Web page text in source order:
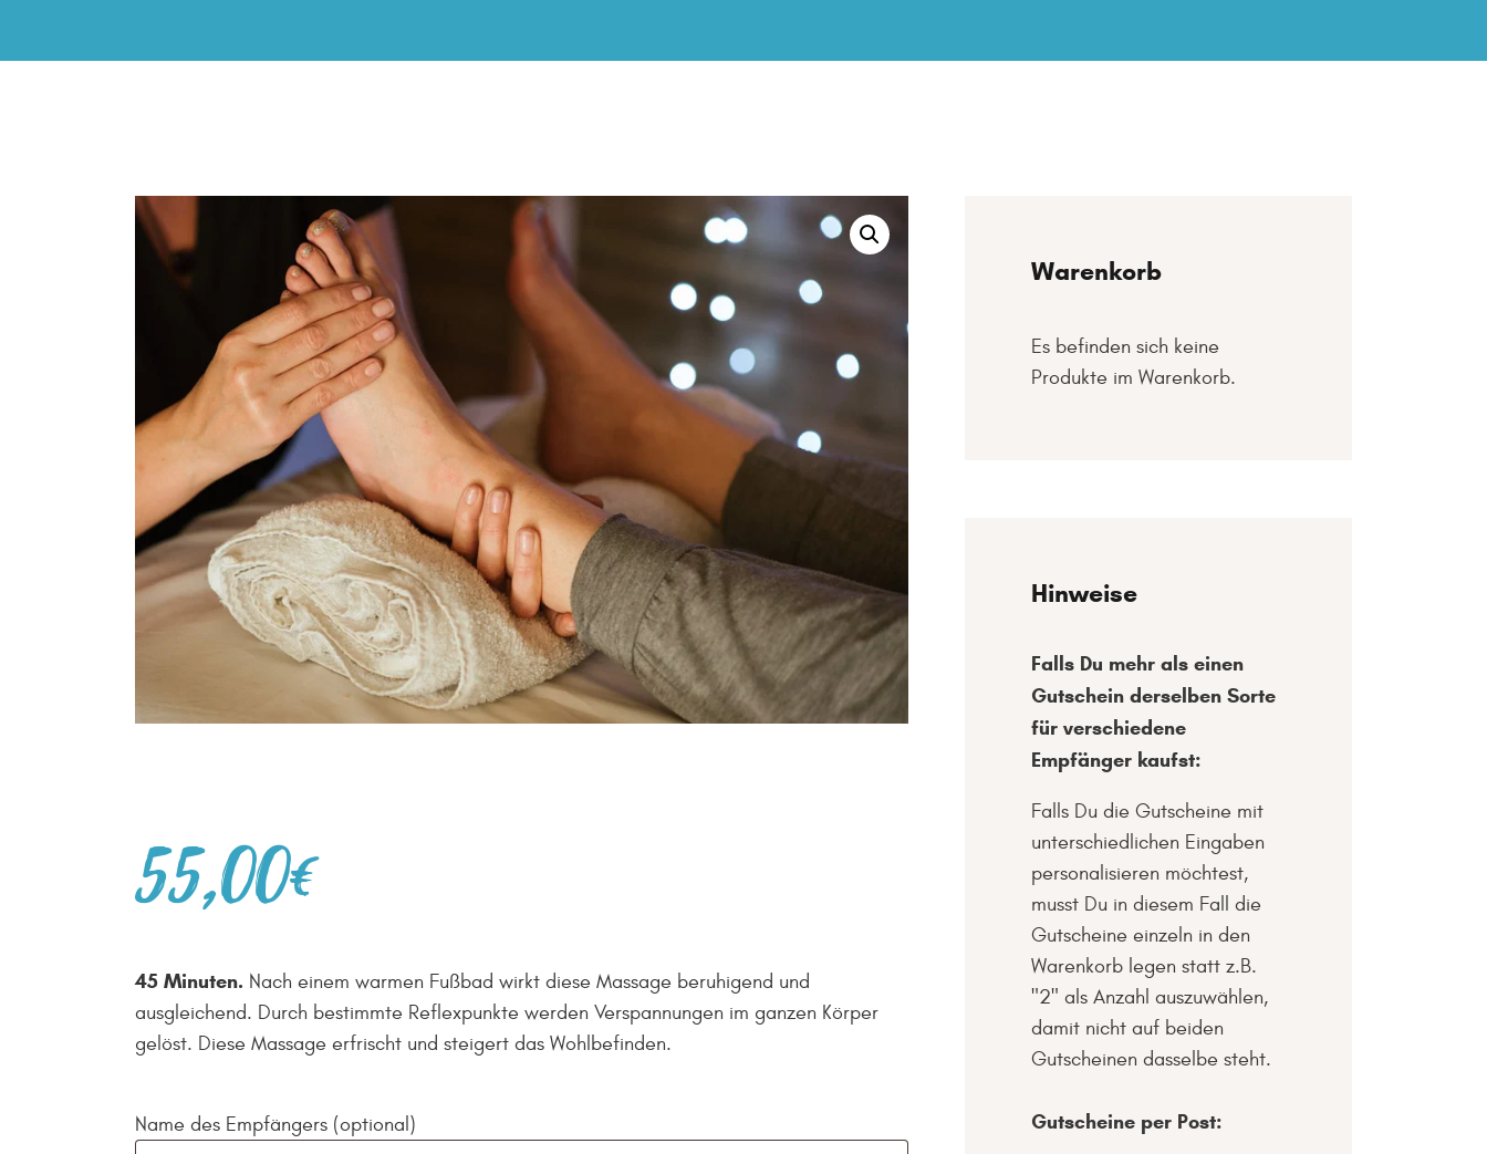
55,00€
45 Minuten. Nach einem warmen Fußbad wirkt diese Massage beruhigend und
ausgleichend. Durch bestimmte Reflexpunkte werden Verspannungen im ganzen Körper
gelöst. Diese Massage erfrischt und steigert das Wohlbefinden.
Name des Empfängers (optional)
Warenkorb
Es befinden sich keine
Produkte im Warenkorb.
Hinweise
Falls Du mehr als einen
Gutschein derselben Sorte
für verschiedene
Empfänger kaufst:
Falls Du die Gutscheine mit
unterschiedlichen Eingaben
personalisieren möchtest,
musst Du in diesem Fall die
Gutscheine einzeln in den
Warenkorb legen statt z.B.
"2" als Anzahl auszuwählen,
damit nicht auf beiden
Gutscheinen dasselbe steht.
Gutscheine per Post: